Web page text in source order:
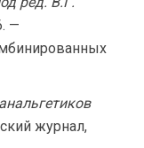
—
журнал,